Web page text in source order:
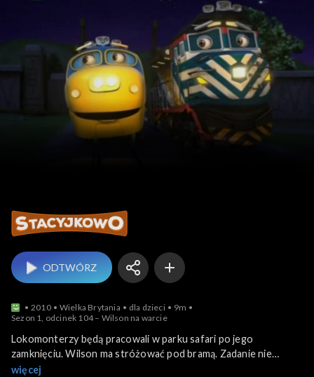
ODTWÓRZ
2010 Wielka Brytania dla dzieci
9m
Sezon 1, odcinek 104 – Wilson na warcie
Lokomonterzy będą pracowali w parku safari po jego
zamknięciu. Wilson ma stróżować pod bramą. Zadanie nie
zapowiada się trudno, jeśli będzie trzymał się przepisów.
więcej